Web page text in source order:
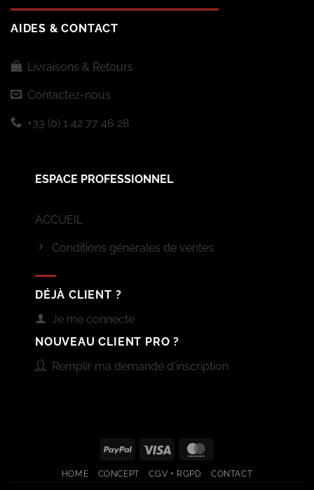
AIDES & CONTACT
Livraisons & Retours
Contactez-nous
+33 (0) 1 42 77 46 28
ESPACE PROFESSIONNEL
ACCUEIL
Conditions générales de ventes
DÉJÀ CLIENT ?
Je me connecte
NOUVEAU CLIENT PRO ?
Remplir ma demande d'inscription
PayPal Visa
HOME CONCEPT CGV + RGPD CONTACT